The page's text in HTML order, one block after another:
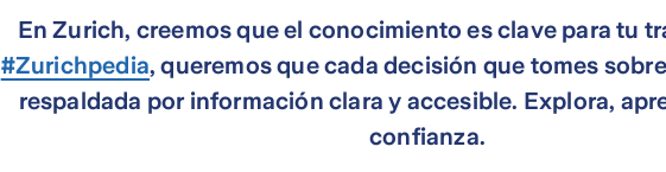
En Zurich, creemos que el conocimiento es clave para tu
#Zurichpedia, queremos que cada decisión que tomes
respaldada por información clara y accesible. Explora,
confianza.